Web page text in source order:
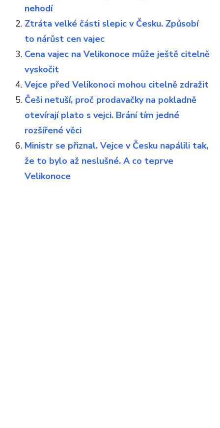
nehodí
Ztráta velké části slepic v Česku. Způsobí
to nárůst cen vajec
Cena vajec na Velikonoce může ještě citelně
vyskočit
Vejce před Velikonoci mohou citelně zdražit
Češi netuší, proč prodavačky na pokladně
otevírají plato s vejci. Brání tím jedné
rozšířené věci
Ministr se přiznal. Vejce v Česku napálili tak,
že to bylo až neslušné. A co teprve
Velikonoce